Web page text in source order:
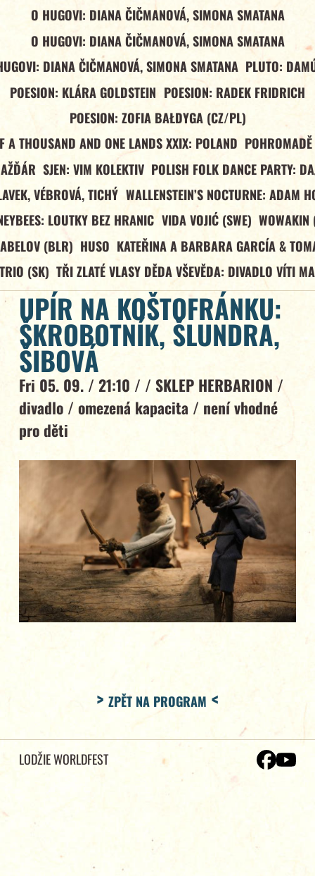
O HUGOVI: DIANA ČIČMANOVÁ, SIMONA SMATANA
O HUGOVI: DIANA ČIČMANOVÁ, SIMONA SMATANA
DIANA ČIČMANOVÁ, SIMONA SMATANA PLUTO:
POESION: KLÁRA GOLDSTEIN POESION: RADEK FRIDRICH
POESION: ZOFIA BAŁDYGA (CZ/PL)
A THOUSAND AND ONE LANDS XXIX: POLAND
SJEN: VIM KOLEKTIV POLISH FOLK DANCE PARTY:
VÉBROVÁ, TICHÝ WALLENSTEIN’S NOCTURNE: ADAM
LOUTKY BEZ HRANIC VIDA VOJIĆ (SWE) WOWAKIN
(BLR) HUSO KATEŘINA A BARBARA GARCÍA &
(SK) TŘI ZLATÉ VLASY DĚDA VŠEVĚDA: DIVADLO VÍTI
UPÍR NA KOŠTOFRÁNKU:
ŠKROBOTNÍK, ŠLUNDRA,
ŠIBOVÁ
Fri 05. 09. / 21:10 / / SKLEP HERBARION /
divadlo / omezená kapacita / není vhodné
pro děti
ZPĚT NA PROGRAM
LODŽIE WORLDFEST